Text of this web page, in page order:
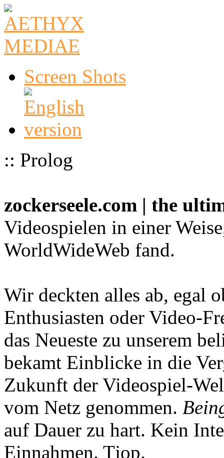
Screen Shots
:: Prolog
zockerseele.com | the
Videospielen in einer
WorldWideWeb fand.
Wir deckten alles ab, egal
Enthusiasten oder Video-
das Neueste zu unserem
bekamt Einblicke in die
Zukunft der Videospiel-
vom Netz genommen.
auf Dauer zu hart. Kein
Einnahmen. Tjop.